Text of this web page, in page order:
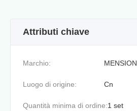
Attributi chiave
Marchio: MENSION
Luogo di origine: Cn
Quantità minima di ordine:1 set